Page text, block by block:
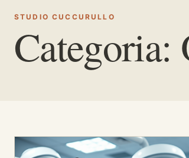
STUDIO CUCCURULLO
Categoria: